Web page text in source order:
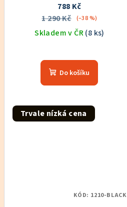
788 Kč
1 290 Kč
(–38 %)
Skladem v ČR(8 ks)
hodnocení
produktu
je
z
5
Do košíku
Trvale nízká cena
KÓD: 1210-BLACK